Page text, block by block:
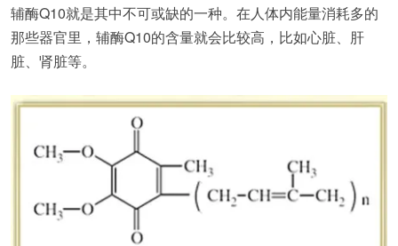
辅酶Q10就是其中不可或缺的一种。在人体内能量消耗多的
那些器官里，辅酶Q10的含量就会比较高，比如心脏、肝
脏、肾脏等。